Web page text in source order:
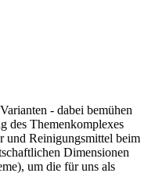
- dabei bemühen
des Themenkomplexes
und Reinigungsmittel beim
Dimensionen
um die für uns als